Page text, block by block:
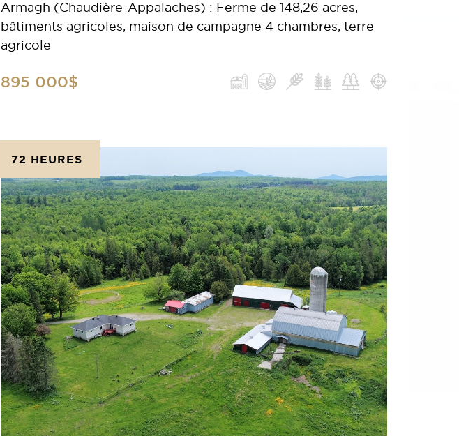
Armagh (Chaudière-Appalaches) : Ferme de 148,26 acres,
bâtiments agricoles, maison de campagne 4 chambres, terre
agricole
895 000$
72 HEURES